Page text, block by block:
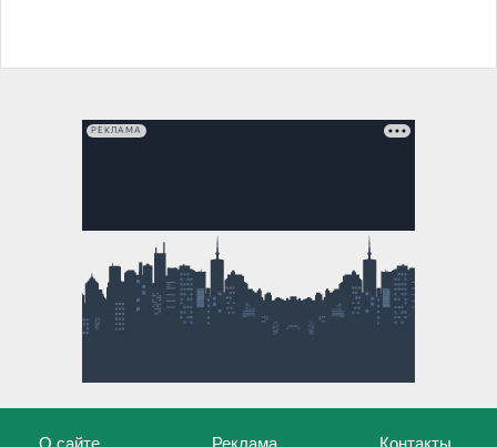
РЕКЛАМА
О сайте Реклама Контакты